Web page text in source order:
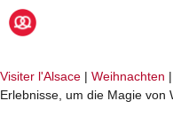
Zum
Inhalt
Visiter l'Alsace | Weihnachten |
Erlebnisse, um die Magie von